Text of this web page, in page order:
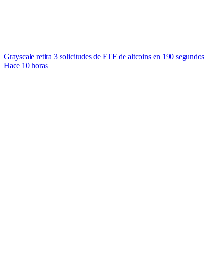
Grayscale retira 3 solicitudes de ETF de altcoins en 190 segundos
Hace 10 horas